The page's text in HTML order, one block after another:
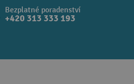
Bezplatné poradenství
+420 313 333 193